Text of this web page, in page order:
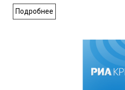
Подробнее